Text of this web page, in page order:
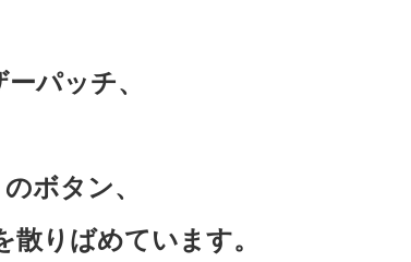
パッチ、
ボタン、
りばめています。